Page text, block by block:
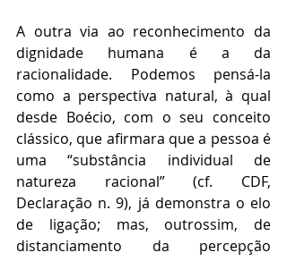
A outra via ao reconhecimento da
dignidade humana é a da
racionalidade. Podemos pensá-la
como a perspectiva natural, à qual
desde Boécio, com o seu conceito
clássico, que afirmara que a pessoa é
uma “substância individual de
natureza racional” (cf. CDF,
Declaração n. 9), já demonstra o elo
de ligação; mas, outrossim, de
distanciamento da percepção